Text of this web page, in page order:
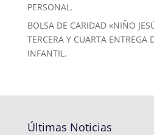
PERSONAL.
BOLSA DE CARIDAD «NIÑO
TERCERA Y CUARTA ENTREGA
INFANTIL.
Últimas Noticias